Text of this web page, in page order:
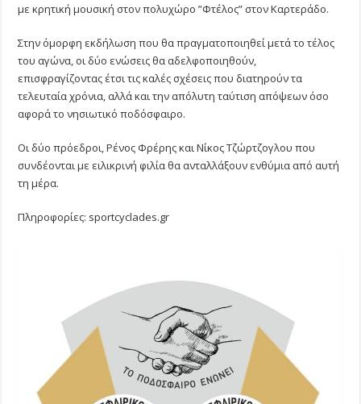
με κρητική μουσική στον πολυχώρο ”Φτέλος” στον Καρτεράδο.
Στην όμορφη εκδήλωση που θα πραγματοποιηθεί μετά το τέλος
του αγώνα, οι δύο ενώσεις θα αδελφοποιηθούν,
επισφραγίζοντας έτσι τις καλές σχέσεις που διατηρούν τα
τελευταία χρόνια, αλλά και την απόλυτη ταύτιση απόψεων όσο
αφορά το νησιωτικό ποδόσφαιρο.
Οι δύο πρόεδροι, Ρένος Φρέρης και Νίκος Τζώρτζογλου που
συνδέονται με ειλικρινή φιλία θα ανταλλάξουν ενθύμια από αυτή
τη μέρα.
Πληροφορίες: sportcyclades.gr